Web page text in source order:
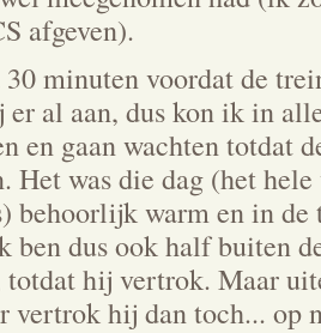
afgeven).
30 minuten voordat de
er al aan, dus kon ik in
en gaan wachten totdat
Het was die dag (het hele
behoorlijk warm en in de
ben dus ook half buiten
totdat hij vertrok. Maar
vertrok hij dan toch... op